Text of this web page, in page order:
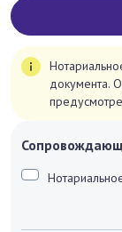
документа.